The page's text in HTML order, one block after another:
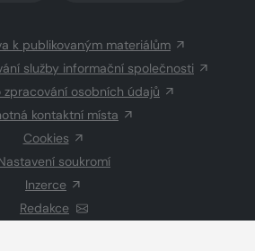
k publikovaným materiálům
služby informační společnosti
zpracování osobních údajů
kontaktní místa
Cookies
soukromí
Inzerce
Redakce